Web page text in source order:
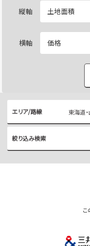
縦軸
横軸
エリア/路線 東海道
絞り込み検索